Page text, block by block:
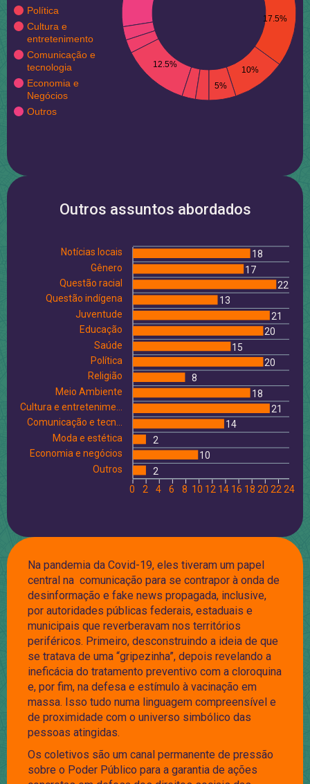
Política
Cultura e
entretenimento
Comunicação e
tecnologia
Economia e
Negócios
Outros
17.5%
10%
12.5%
5%
Outros assuntos abordados
Notícias locais
Gênero
Questão racial
Questão indígena
Juventude
Educação
Saúde
Política
Religião
Meio Ambiente
Cultura e entretenime...
Comunicação e tecn...
Moda e estética
Economia e negócios
Outros
24
22
20
18
16
14
12
10
8
6
4
2
0
18
17
22
13
21
20
15
20
8
18
21
14
2
10
2
Na pandemia da Covid-19, eles tiveram um papel
central na comunicação para se contrapor à onda de
desinformação e fake news propagada, inclusive,
por autoridades públicas federais, estaduais e
municipais que reverberavam nos territórios
periféricos. Primeiro, desconstruindo a ideia de que
se tratava de uma “gripezinha”, depois revelando a
ineficácia do tratamento preventivo com a cloroquina
e, por fim, na defesa e estímulo à vacinação em
massa. Isso tudo numa linguagem compreensível e
de proximidade com o universo simbólico das
pessoas atingidas.
Os coletivos são um canal permanente de pressão
sobre o Poder Público para a garantia de ações